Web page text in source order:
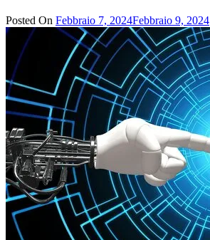
Posted On Febbraio 7, 2024Febbraio 9, 2024